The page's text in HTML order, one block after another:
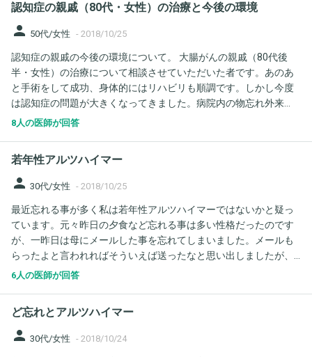
ではないようなので、余計に迷っております。よろしくご指導く
ださい。お願いいたします。
認知症の親戚（80代・女性）の治療と今後の環境
person 50代/女性 - 2018/10/25
認知症の親戚の今後の環境について。 大腸がんの親戚（80代後
半・女性）の治療について相談させていただいた者です。あのあ
と手術をして成功、身体的にはリハビリも順調です。しかし今度
は認知症の問題が大きくなってきました。病院内の物忘れ外来
（常駐ではない）を受診したところ、アルツハイマー型認知症の
われたのですが、自宅で一人暮らしができる状況ではありませ
ん。衛生的問題（害虫・ネズミなどが大量に出る）、食事の管理
して買い物依存症もあり数年前に高額の預貯金を使い果たしたこ
ともわかりました。 施設に入れる手続きを進めて入所許可も降り
たのに、入所当日になって本人が暴れ、施設側から受け入れを拒
否されてしまいました。その際施設から精神科を受診して投薬治
療等がないと預かるのは難しいと言われました。私はそのつもり
好きな旅行や外食がしたい、変なサービスに私のお金を一銭も使
いたくないと言い張ります。 しかし不衛生な環境でしかも冬を迎
8人の医師が回答
若年性アルツハイマー
person 30代/女性 - 2018/10/25
最近忘れる事が多く私は若年性アルツハイマーではないかと疑っ
ています。元々昨日の夕食など忘れる事は多い性格だったのです
が、一昨日は母にメールした事を忘れてしまいました。メールも
らったよと言われればそういえば送ったなと思い出しましたが、
ちょうどドラマで若年性アルツハイマーを扱っていて、私もそう
ば入れたなと思い出したのですが、また怖くなりました。今日は
仕事先のお客様からの予約を予約表に書くのですが、2回同じ事を
6人の医師が回答
ど忘れとアルツハイマー
person 30代/女性 - 2018/10/24